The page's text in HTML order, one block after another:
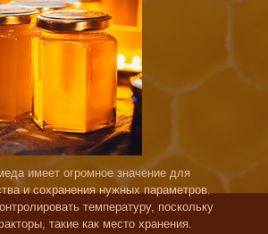
имеет огромное значение для
и сохранения нужных параметров.
температуру, поскольку
такие как место хранения.